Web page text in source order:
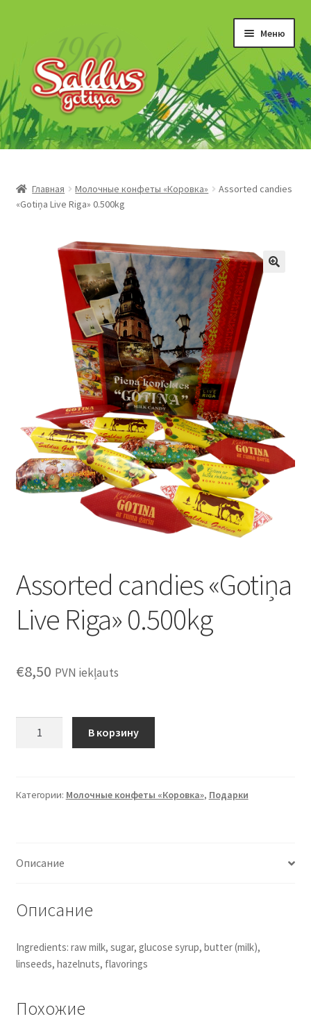
навигации
содержимому
Меню
“Gotiņas”
Īriss un šerberts
Marmelāde
Šokolādes produkti
Konditoreja
Главная Молочные конфеты «Коровка»
Assorted candies
«Gotiņa Live Riga» 0.500kg
Assorted candies «Gotiņa
Live Riga» 0.500kg
€8,50 PVN iekļauts
"Gotiņa
В корзину
Категории: Молочные конфеты «Коровка», Подарки
Описание
Описание
Ingredients: raw milk, sugar, glucose syrup, butter (milk),
linseeds, hazelnuts, flavorings
Похожие